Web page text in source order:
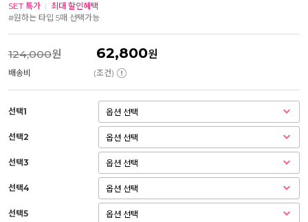
SET 특가 | 최대 할인혜택
#원하는 타입 5매 선택가능
124,000원 62,800원
배송비 (조건)
선택1
선택2
선택3
선택4
선택5